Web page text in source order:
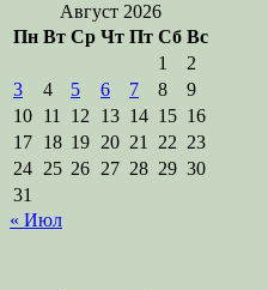
Август 2026
Пн Вт Ср Чт Пт Сб Вс
1
2
3
4 5 6 7 8
9
10 11 12 13 14 15 16
17 18 19 20 21 22 23
24 25 26 27 28 29 30
31
« Июл